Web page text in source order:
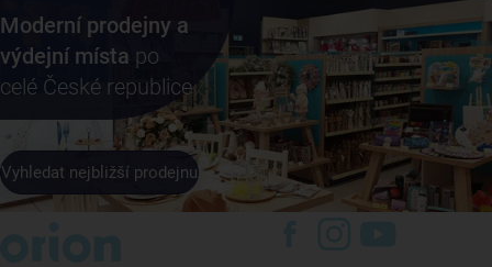
Moderní prodejny a
výdejní místa po
celé České republice
Vyhledat nejbližší prodejnu